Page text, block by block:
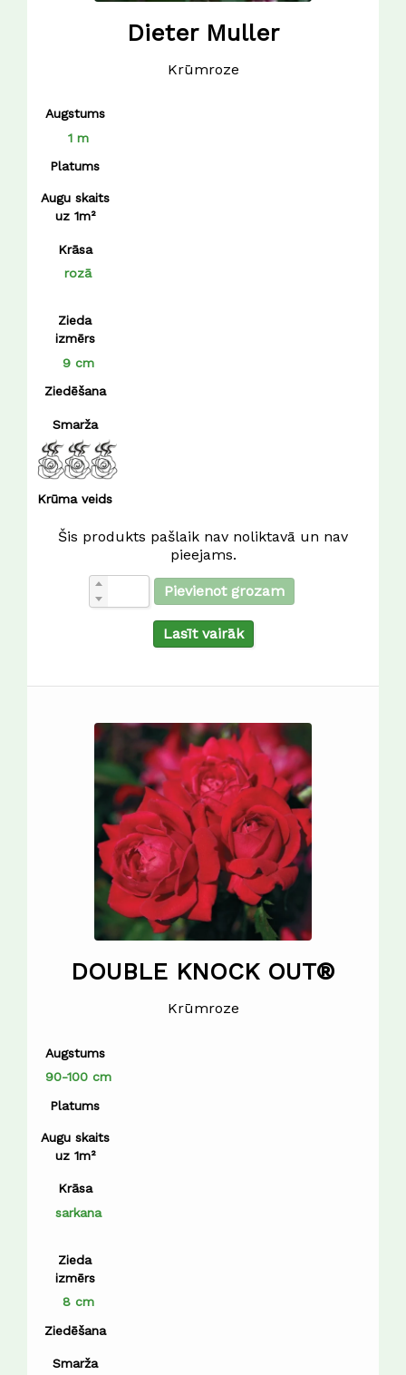
Dieter Muller
Krūmroze
Augstums
1 m
Platums
Augu skaits
uz 1m²
Krāsa
rozā
Zieda
izmērs
9 cm
Ziedēšana
Smarža
Krūma veids
Šis produkts pašlaik nav noliktavā un nav
pieejams.
Pievienot grozam
Lasīt vairāk
DOUBLE KNOCK OUT®
Krūmroze
Augstums
90-100 cm
Platums
Augu skaits
uz 1m²
Krāsa
sarkana
Zieda
izmērs
8 cm
Ziedēšana
Smarža